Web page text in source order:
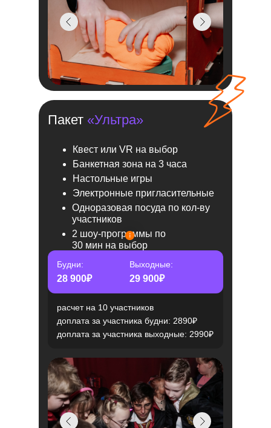
Пакет «Ультра»
Квест или VR на выбор
Банкетная зона на 3 часа
Одноразовая посуда по кол-ву
участников
2 шоу-программы по
30 мин на выбор
Настольные игры
Электронные пригласительные
Будни: Выходные:
28 900₽ 29 900₽
расчет на 10 участников
доплата за участника будни: 2890₽
доплата за участника выходные: 2990₽